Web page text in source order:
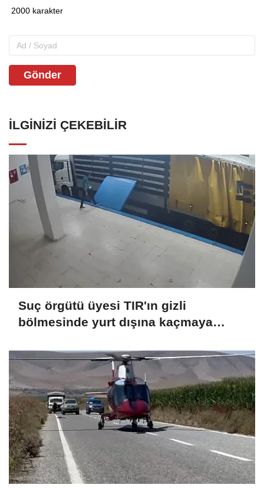
Gönder
İLGINIZI ÇEKEBILIR
Suç örgütü üyesi TIR'ın gizli
bölmesinde yurt dışına kaçmaya